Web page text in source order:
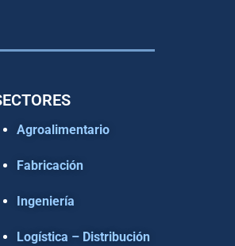
Agroalimentario
Fabricación
Ingeniería
Logística – Distribución